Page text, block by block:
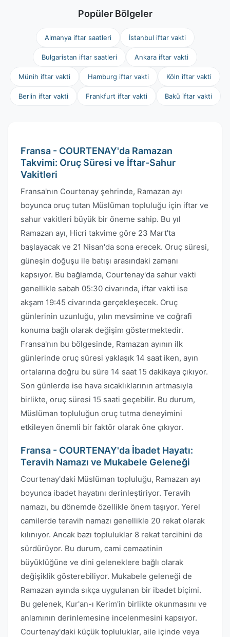
Popüler Bölgeler
Almanya iftar saatleri İstanbul iftar vakti
Bulgaristan iftar saatleri Ankara iftar vakti
Münih iftar vakti Hamburg iftar vakti Köln iftar vakti
Berlin iftar vakti Frankfurt iftar vakti Bakü iftar vakti
Fransa - COURTENAY'da Ramazan
Takvimi: Oruç Süresi ve İftar-Sahur
Vakitleri
Fransa'nın Courtenay şehrinde, Ramazan ayı
boyunca oruç tutan Müslüman topluluğu için iftar ve
sahur vakitleri büyük bir öneme sahip. Bu yıl
Ramazan ayı, Hicri takvime göre 23 Mart'ta
başlayacak ve 21 Nisan'da sona erecek. Oruç süresi,
güneşin doğuşu ile batışı arasındaki zamanı
kapsıyor. Bu bağlamda, Courtenay'da sahur vakti
genellikle sabah 05:30 civarında, iftar vakti ise
akşam 19:45 civarında gerçekleşecek. Oruç
günlerinin uzunluğu, yılın mevsimine ve coğrafi
konuma bağlı olarak değişim göstermektedir.
Fransa'nın bu bölgesinde, Ramazan ayının ilk
günlerinde oruç süresi yaklaşık 14 saat iken, ayın
ortalarına doğru bu süre 14 saat 15 dakikaya çıkıyor.
Son günlerde ise hava sıcaklıklarının artmasıyla
birlikte, oruç süresi 15 saati geçebilir. Bu durum,
Müslüman topluluğun oruç tutma deneyimini
etkileyen önemli bir faktör olarak öne çıkıyor.
Fransa - COURTENAY'da İbadet Hayatı:
Teravih Namazı ve Mukabele Geleneği
Courtenay'daki Müslüman topluluğu, Ramazan ayı
boyunca ibadet hayatını derinleştiriyor. Teravih
namazı, bu dönemde özellikle önem taşıyor. Yerel
camilerde teravih namazı genellikle 20 rekat olarak
kılınıyor. Ancak bazı topluluklar 8 rekat tercihini de
sürdürüyor. Bu durum, cami cemaatinin
büyüklüğüne ve dini geleneklere bağlı olarak
değişiklik gösterebiliyor. Mukabele geleneği de
Ramazan ayında sıkça uygulanan bir ibadet biçimi.
Bu gelenek, Kur'an-ı Kerim'in birlikte okunmasını ve
anlamının derinlemesine incelenmesini kapsıyor.
Courtenay'daki küçük topluluklar, aile içinde veya